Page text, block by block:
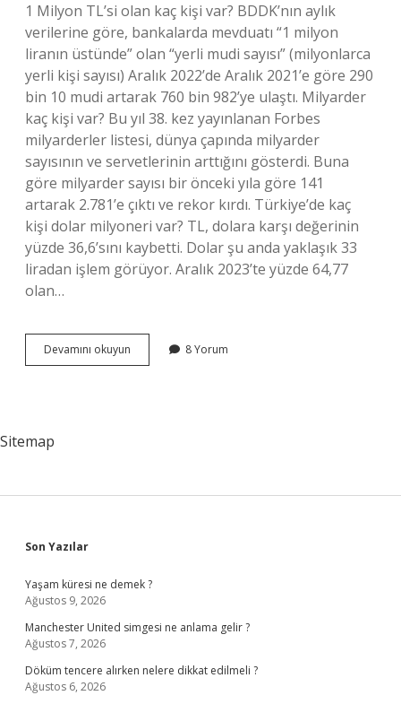
1 Milyon TL’si olan kaç kişi var? BDDK’nın aylık
verilerine göre, bankalarda mevduatı “1 milyon
liranın üstünde” olan “yerli mudi sayısı” (milyonlarca
yerli kişi sayısı) Aralık 2022’de Aralık 2021’e göre 290
bin 10 mudi artarak 760 bin 982’ye ulaştı. Milyarder
kaç kişi var? Bu yıl 38. kez yayınlanan Forbes
milyarderler listesi, dünya çapında milyarder
sayısının ve servetlerinin arttığını gösterdi. Buna
göre milyarder sayısı bir önceki yıla göre 141
artarak 2.781’e çıktı ve rekor kırdı. Türkiye’de kaç
kişi dolar milyoneri var? TL, dolara karşı değerinin
yüzde 36,6’sını kaybetti. Dolar şu anda yaklaşık 33
liradan işlem görüyor. Aralık 2023’te yüzde 64,77
olan…
Devamını okuyun
Kişi
8 Yorum
Sitemap
Sidebar
Son Yazılar
Yaşam küresi ne demek ?
Ağustos 9, 2026
Manchester United simgesi ne anlama gelir ?
Ağustos 7, 2026
Döküm tencere alırken nelere dikkat edilmeli ?
Ağustos 6, 2026